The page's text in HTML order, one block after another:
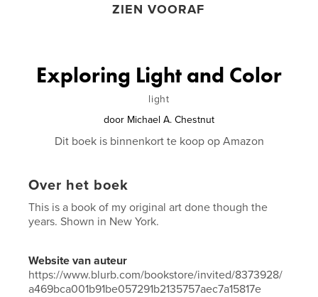
ZIEN VOORAF
Exploring Light and Color
light
door Michael A. Chestnut
Dit boek is binnenkort te koop op Amazon
Over het boek
This is a book of my original art done though the
years. Shown in New York.
Website van auteur
https://www.blurb.com/bookstore/invited/8373928/
a469bca001b91be057291b2135757aec7a15817e